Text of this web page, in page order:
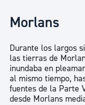
Morlans
Durante los largos
las tierras de
inundaba en
al mismo tiempo,
fuentes de la Parte
desde Morlans